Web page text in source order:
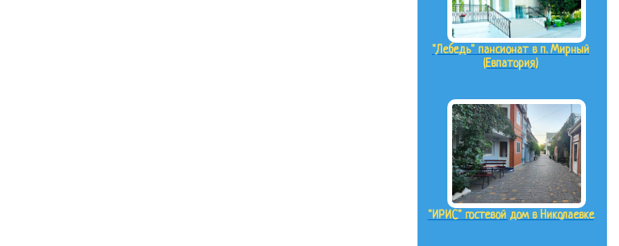
"Лебедь" пансионат в п. Мирный
(Евпатория)
"ИРИС" гостевой дом в Николаевке